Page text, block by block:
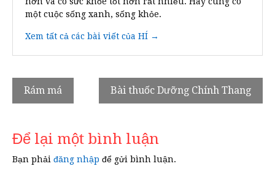
một cuộc sống xanh, sống khỏe.
Xem tất cả các bài viết của HÍ →
Điều
hướng
bài
viết
Rám má Bài thuốc Dưỡng Chính Thang
Để lại một bình luận
Bạn phải đăng nhập để gửi bình luận.